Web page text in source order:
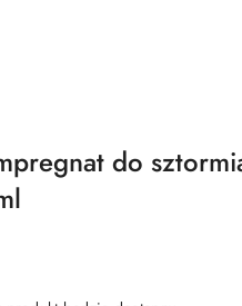
do